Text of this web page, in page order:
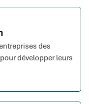
des
développer leurs